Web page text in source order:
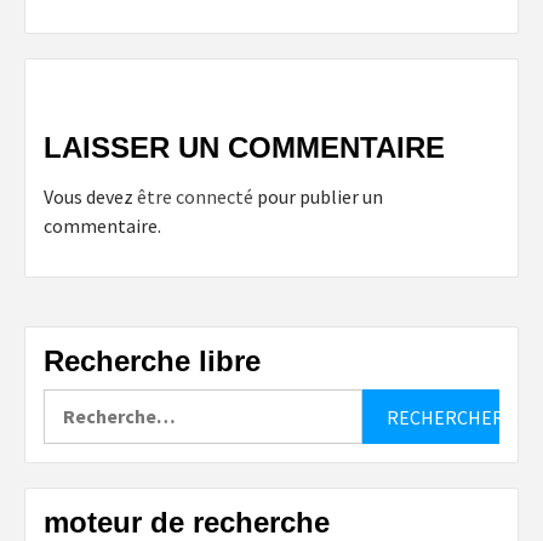
LAISSER UN COMMENTAIRE
Vous devez être connecté pour publier un
commentaire.
Recherche libre
moteur de recherche